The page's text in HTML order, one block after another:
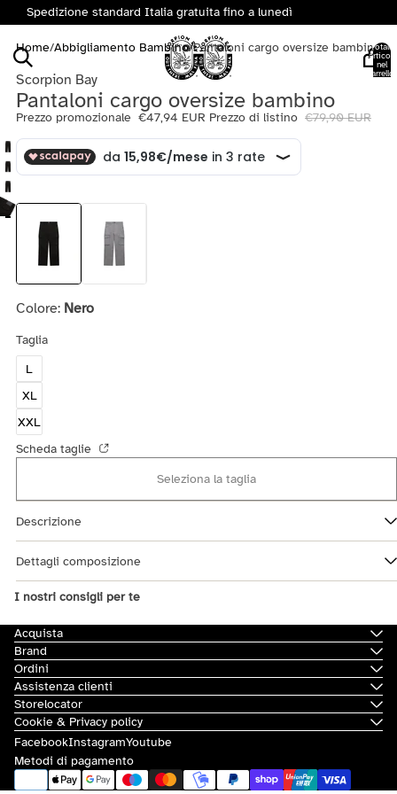
Spedizione standard Italia gratuita fino a lunedì
Totale
articoli
nel
carrello:
Home/Abbigliamento Bambino/Pantaloni cargo oversize bambino
Scorpion Bay
Pantaloni cargo oversize bambino
Prezzo promozionale €47,94 EUR Prezzo di listino €79,90 EUR
Colore: Nero
Taglia
L
XL
XXL
Scheda taglie
Seleziona la taglia
Descrizione
Dettagli composizione
I nostri consigli per te
Acquista
Brand
Ordini
Assistenza clienti
Storelocator
Cookie & Privacy policy
FacebookInstagramYoutube
Metodi di pagamento